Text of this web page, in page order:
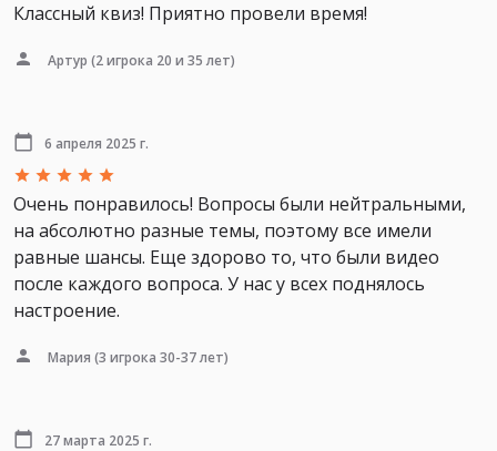
Классный квиз! Приятно провели время!
Артур (2 игрока 20 и 35 лет)
6 апреля 2025 г.
Очень понравилось! Вопросы были нейтральными,
на абсолютно разные темы, поэтому все имели
равные шансы. Еще здорово то, что были видео
после каждого вопроса. У нас у всех поднялось
настроение.
Мария (3 игрока 30-37 лет)
27 марта 2025 г.